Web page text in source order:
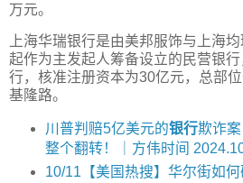
万元。
上海华瑞银行是由美邦服饰与上海
起作为主发起人筹备设立的民营银行
行，核准注册资本为30亿元，总部
基隆路。
川普判赔5亿美元的银行欺诈
整个翻转！｜方伟时间
10/11【美国热搜】华尔街如